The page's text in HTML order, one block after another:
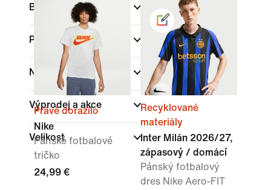
Barva
Pohlaví (1)
Nakupovat podle ceny
Výprodej a akce
Velikost
Právě dorazilo
Nike
Pánské fotbalové
tričko
24,99 €
Recyklované
materiály
Inter Milán 2026/27,
zápasový / domácí
Pánský fotbalový
dres Nike Aero-FIT